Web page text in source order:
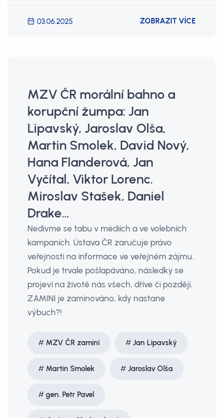
03.06.2025 ZOBRAZIT VÍCE
MZV ČR morální bahno a
korupční žumpa: Jan
Lipavský, Jaroslav Olša,
Martin Smolek, David Nový,
Hana Flanderová, Jan
Vyčítal, Viktor Lorenc.
Miroslav Stašek, Daniel
Drake…
Nedivme se tabu v médiích a ve volebních
kampaních. Ústava ČR zaručuje právo
veřejnosti na informace ve veřejném zájmu.
Pokud je trvale pošlapáváno, následky se
projeví na životě nás všech, dříve či později.
ZAMINI je zaminováno, kdy nastane
výbuch?!
MZV ČR zamini Jan Lipavský
Martin Smolek Jaroslav Olša
gen. Petr Pavel